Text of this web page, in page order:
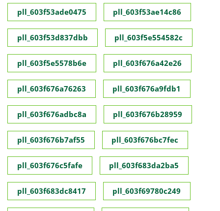
pll_603f53ade0475 pll_603f53ae14c86
pll_603f53d837dbb pll_603f5e554582c
pll_603f5e5578b6e pll_603f676a42e26
pll_603f676a76263 pll_603f676a9fdb1
pll_603f676adbc8a pll_603f676b28959
pll_603f676b7af55 pll_603f676bc7fec
pll_603f676c5fafe pll_603f683da2ba5
pll_603f683dc8417 pll_603f69780c249